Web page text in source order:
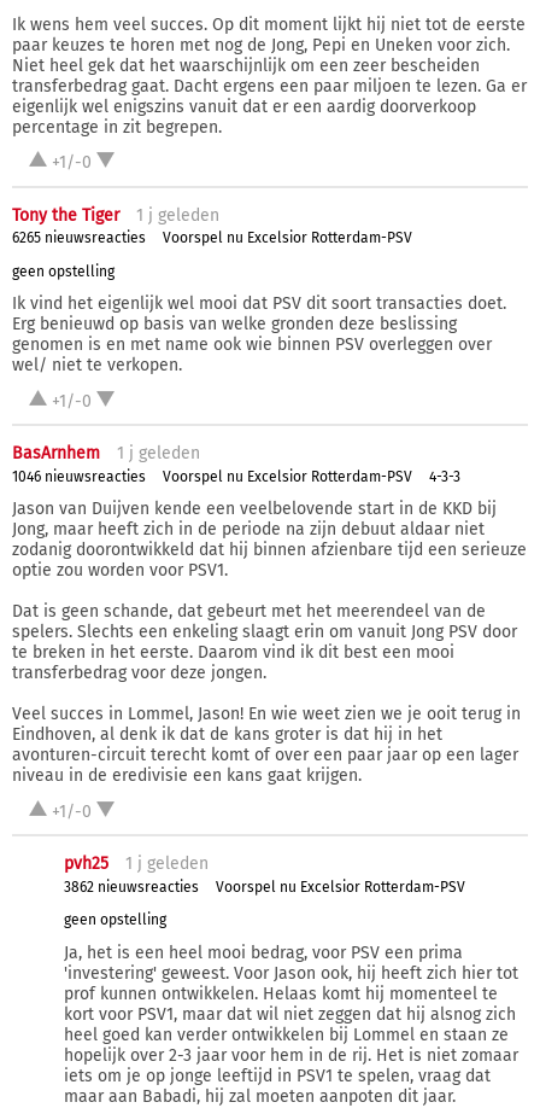
Ik wens hem veel succes. Op dit moment lijkt hij niet tot de eerste
paar keuzes te horen met nog de Jong, Pepi en Uneken voor zich.
Niet heel gek dat het waarschijnlijk om een zeer bescheiden
transferbedrag gaat. Dacht ergens een paar miljoen te lezen. Ga er
eigenlijk wel enigszins vanuit dat er een aardig doorverkoop
percentage in zit begrepen.
+1/-0
Tony the Tiger 1 j geleden
6265 nieuwsreacties
Voorspel nu Excelsior Rotterdam-PSV
geen opstelling
Ik vind het eigenlijk wel mooi dat PSV dit soort transacties doet.
Erg benieuwd op basis van welke gronden deze beslissing
genomen is en met name ook wie binnen PSV overleggen over
wel/ niet te verkopen.
+1/-0
BasArnhem 1 j geleden
1046 nieuwsreacties Voorspel nu Excelsior Rotterdam-PSV 4-3-3
Jason van Duijven kende een veelbelovende start in de KKD bij
Jong, maar heeft zich in de periode na zijn debuut aldaar niet
zodanig doorontwikkeld dat hij binnen afzienbare tijd een serieuze
optie zou worden voor PSV1.
Dat is geen schande, dat gebeurt met het meerendeel van de
spelers. Slechts een enkeling slaagt erin om vanuit Jong PSV door
te breken in het eerste. Daarom vind ik dit best een mooi
transferbedrag voor deze jongen.
Veel succes in Lommel, Jason! En wie weet zien we je ooit terug in
Eindhoven, al denk ik dat de kans groter is dat hij in het
avonturen-circuit terecht komt of over een paar jaar op een lager
niveau in de eredivisie een kans gaat krijgen.
+1/-0
pvh25 1 j geleden
3862 nieuwsreacties
Voorspel nu Excelsior Rotterdam-PSV
geen opstelling
Ja, het is een heel mooi bedrag, voor PSV een prima
'investering' geweest. Voor Jason ook, hij heeft zich hier tot
prof kunnen ontwikkelen. Helaas komt hij momenteel te
kort voor PSV1, maar dat wil niet zeggen dat hij alsnog zich
heel goed kan verder ontwikkelen bij Lommel en staan ze
hopelijk over 2-3 jaar voor hem in de rij. Het is niet zomaar
iets om je op jonge leeftijd in PSV1 te spelen, vraag dat
maar aan Babadi, hij zal moeten aanpoten dit jaar.